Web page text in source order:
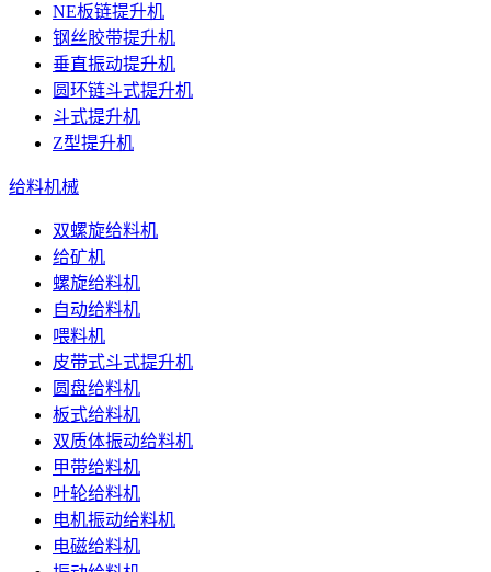
NE板链提升机
钢丝胶带提升机
垂直振动提升机
圆环链斗式提升机
斗式提升机
Z型提升机
给料机械
双螺旋给料机
给矿机
螺旋给料机
自动给料机
喂料机
皮带式斗式提升机
圆盘给料机
板式给料机
双质体振动给料机
甲带给料机
叶轮给料机
电机振动给料机
电磁给料机